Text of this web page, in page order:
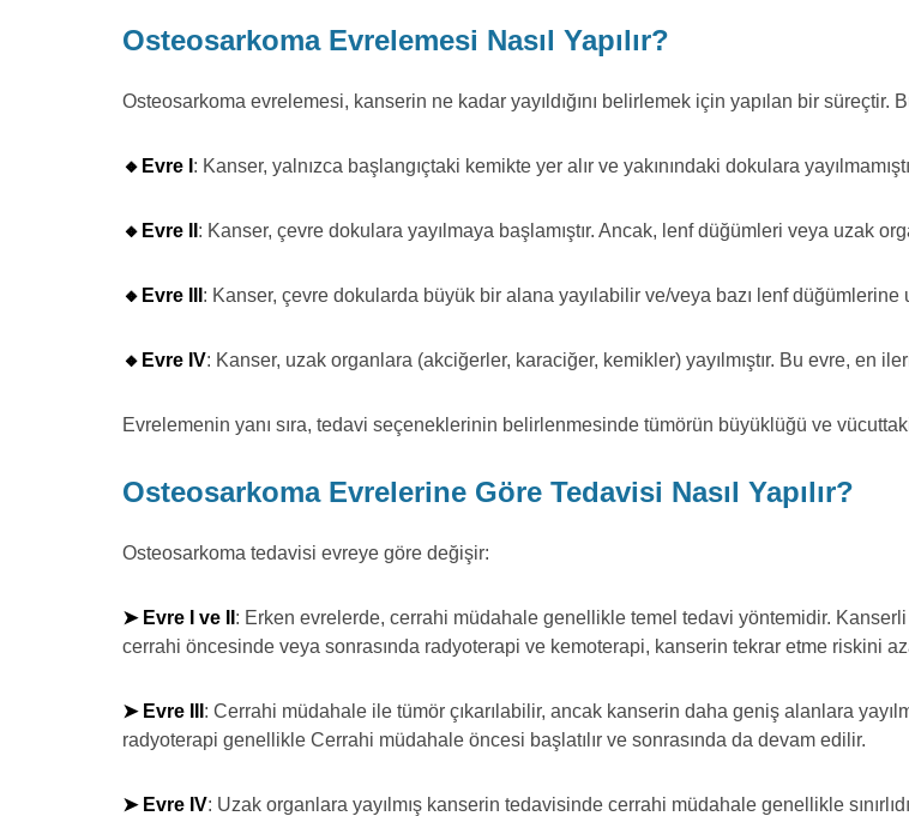
Osteosarkoma Evrelemesi Nasıl Yapılır?
Osteosarkoma evrelemesi, kanserin ne kadar yayıldığını belirlemek için yapılan bir süreçtir.
🔸Evre I : Kanser, yalnızca başlangıçtaki kemikte yer alır ve yakınındaki dokulara
🔸Evre II : Kanser, çevre dokulara yayılmaya başlamıştır. Ancak, lenf düğümleri veya uzak
🔸Evre III : Kanser, çevre dokularda büyük bir alana yayılabilir ve/veya bazı lenf düğümlerine
🔸Evre IV: Kanser, uzak organlara (akciğerler, karaciğer, kemikler) yayılmıştır. Bu evre, en
Evrelemenin yanı sıra, tedavi seçeneklerinin belirlenmesinde tümörün büyüklüğü ve
Osteosarkoma Evrelerine Göre Tedavisi Nasıl Yapılır?
Osteosarkoma tedavisi evreye göre değişir:
➤ Evre I ve II : Erken evrelerde, cerrahi müdahale genellikle temel tedavi yöntemidir. Kanserli
cerrahi öncesinde veya sonrasında radyoterapi ve kemoterapi, kanserin tekrar etme riskini
➤ Evre III : Cerrahi müdahale ile tümör çıkarılabilir, ancak kanserin daha geniş alanlara
radyoterapi genellikle Cerrahi müdahale öncesi başlatılır ve sonrasında da devam edilir.
➤ Evre IV: Uzak organlara yayılmış kanserin tedavisinde cerrahi müdahale genellikle